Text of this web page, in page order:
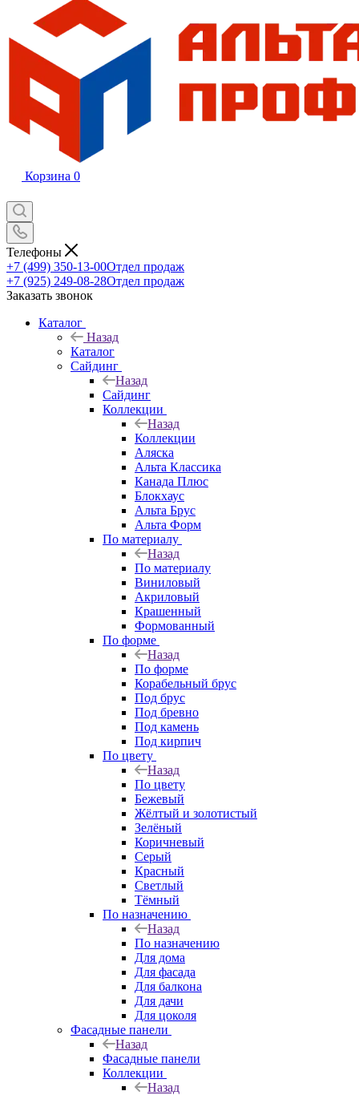
Корзина 0
Телефоны
+7 (499) 350-13-00Отдел продаж
+7 (925) 249-08-28Отдел продаж
Заказать звонок
Каталог
Назад
Каталог
Сайдинг
Назад
Сайдинг
Коллекции
Назад
Коллекции
Аляска
Альта Классика
Канада Плюс
Блокхаус
Альта Брус
Альта Форм
По материалу
Назад
По материалу
Виниловый
Акриловый
Крашенный
Формованный
По форме
Назад
По форме
Корабельный брус
Под брус
Под бревно
Под камень
Под кирпич
По цвету
Назад
По цвету
Бежевый
Жёлтый и золотистый
Зелёный
Коричневый
Серый
Красный
Светлый
Тёмный
По назначению
Назад
По назначению
Для дома
Для фасада
Для балкона
Для дачи
Для цоколя
Фасадные панели
Назад
Фасадные панели
Коллекции
Назад